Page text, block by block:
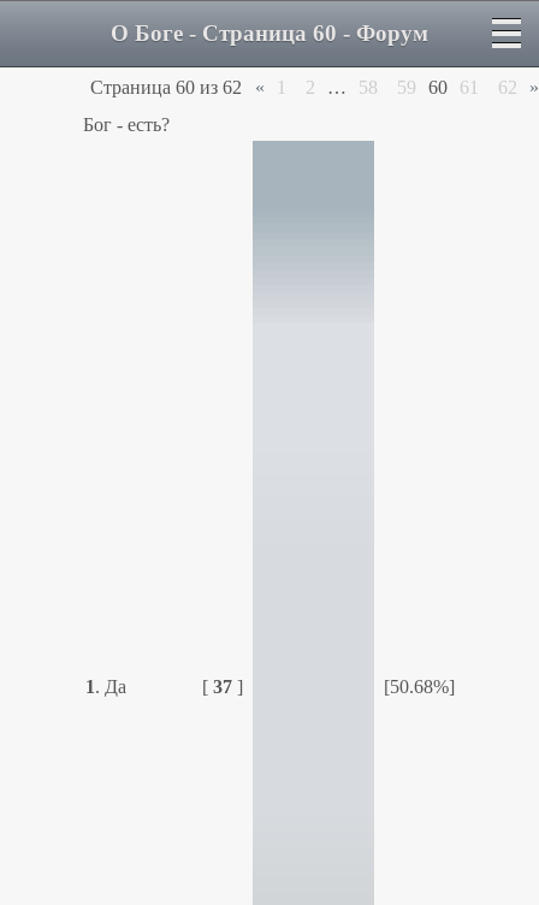
О Боге - Страница 60 - Форум
Страница 60 из 62 « 1 2 … 58 59 60 61 62
»
Бог - есть?
1. Да [ 37] [50.68%]